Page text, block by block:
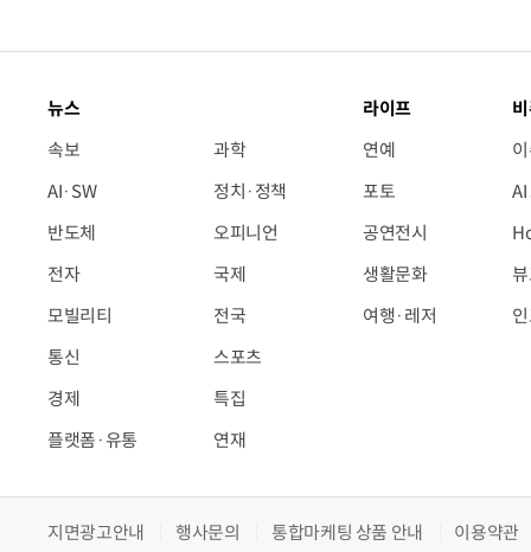
뉴스
속보
AI·SW
반도체
전자
모빌리티
통신
경제
플랫폼·유통
과학
정치·정책
오피니언
국제
전국
스포츠
특집
연재
라이프
연예
포토
공연전시
생활문화
여행·레저
지면광고안내 행사문의 통합마케팅 상품 안내 이용약관